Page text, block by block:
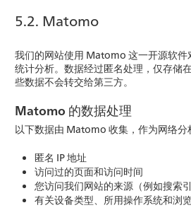
5.2. Matomo
我们的网站使用 Matomo 这一开源软
统计分析。数据经过匿名处理，仅存储
些数据不会转交给第三方。
Matomo 的数据处理
以下数据由 Matomo 收集，作为网络分
匿名 IP 地址
访问过的页面和访问时间
您访问我们网站的来源（例如搜索
有关设备类型、所用操作系统和浏